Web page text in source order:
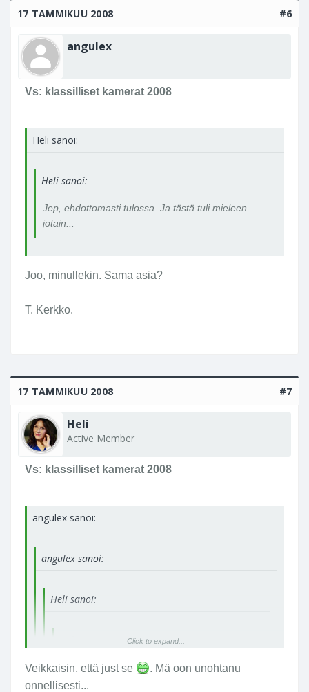
17 TAMMIKUU 2008 #6
angulex
Vs: klassilliset kamerat 2008
Heli sanoi:
Heli sanoi:
Jep, ehdottomasti tulossa. Ja tästä tuli mieleen
jotain...
Joo, minullekin. Sama asia?
T. Kerkko.
17 TAMMIKUU 2008 #7
Heli
Active Member
Vs: klassilliset kamerat 2008
angulex sanoi:
angulex sanoi:
Heli sanoi:
Jep, ehdottomasti tulossa. Ja tästä tuli
mieleen jotain...
Click to expand...
Veikkaisin, että just se
. Mä oon unohtanu
onnellisesti...